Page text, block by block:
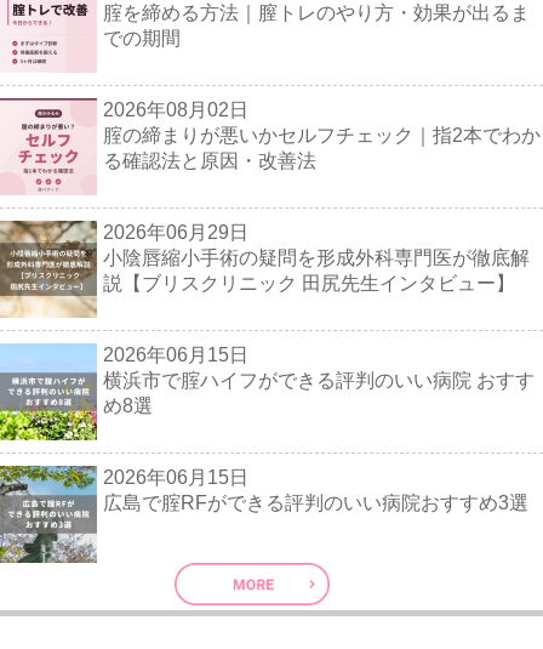
腟を締める方法｜膣トレのやり方・効果が出るま
での期間
2026年08月02日
腟の締まりが悪いかセルフチェック｜指2本でわか
る確認法と原因・改善法
2026年06月29日
小陰唇縮小手術の疑問を形成外科専門医が徹底解
説【ブリスクリニック 田尻先生インタビュー】
2026年06月15日
横浜市で腟ハイフができる評判のいい病院 おすす
め8選
2026年06月15日
広島で腟RFができる評判のいい病院おすすめ3選